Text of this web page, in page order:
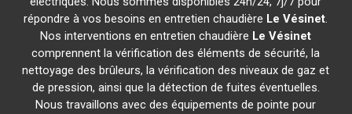
répondre à vos besoins en entretien chaudière Le Vésinet.
Nos interventions en entretien chaudière Le Vésinet
comprennent la vérification des éléments de sécurité, la
nettoyage des brûleurs, la vérification des niveaux de gaz et
de pression, ainsi que la détection de fuites éventuelles.
Nous travaillons avec des équipements de pointe pour